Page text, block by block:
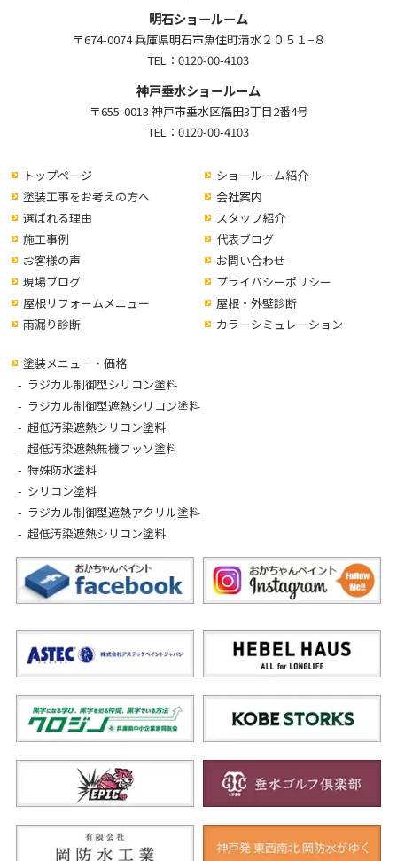
明石ショールーム
〒674-0074 兵庫県明石市魚住町清水２０５１−８
TEL： 0120-00-4103
神戸垂水ショールーム
〒655-0013 神戸市垂水区福田3丁目2番4号
TEL： 0120-00-4103
トップページ
塗装工事をお考えの方へ
選ばれる理由
ショールーム紹介
会社案内
スタッフ紹介
施工事例
お客様の声
現場ブログ
代表ブログ
お問い合わせ
プライバシーポリシー
屋根リフォームメニュー
雨漏り診断
屋根・外壁診断
カラーシミュレーション
塗装メニュー・価格
ラジカル制御型シリコン塗料
ラジカル制御型遮熱シリコン塗料
超低汚染遮熱シリコン塗料
超低汚染遮熱無機フッソ塗料
特殊防水塗料
シリコン塗料
ラジカル制御型遮熱アクリル塗料
超低汚染遮熱シリコン塗料